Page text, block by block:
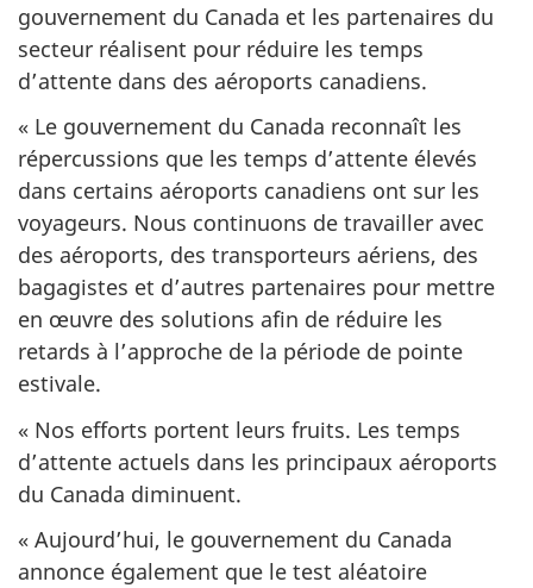
gouvernement du Canada et les partenaires du
secteur réalisent pour réduire les temps
d’attente dans des aéroports canadiens.
« Le gouvernement du Canada reconnaît les
répercussions que les temps d’attente élevés
dans certains aéroports canadiens ont sur les
voyageurs. Nous continuons de travailler avec
des aéroports, des transporteurs aériens, des
bagagistes et d’autres partenaires pour mettre
en œuvre des solutions afin de réduire les
retards à l’approche de la période de pointe
estivale.
« Nos efforts portent leurs fruits. Les temps
d’attente actuels dans les principaux aéroports
du Canada diminuent.
« Aujourd’hui, le gouvernement du Canada
annonce également que le test aléatoire